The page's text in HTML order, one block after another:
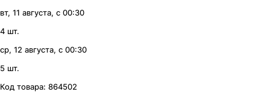
вт, 11 августа, с 00:30
4 шт.
ср, 12 августа, с 00:30
5 шт.
Код товара: 864502